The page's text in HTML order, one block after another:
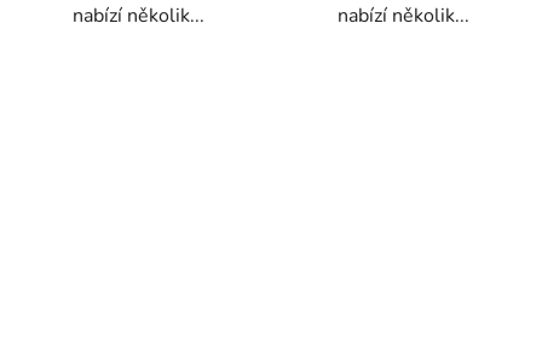
nabízí několik...
nabízí několik...